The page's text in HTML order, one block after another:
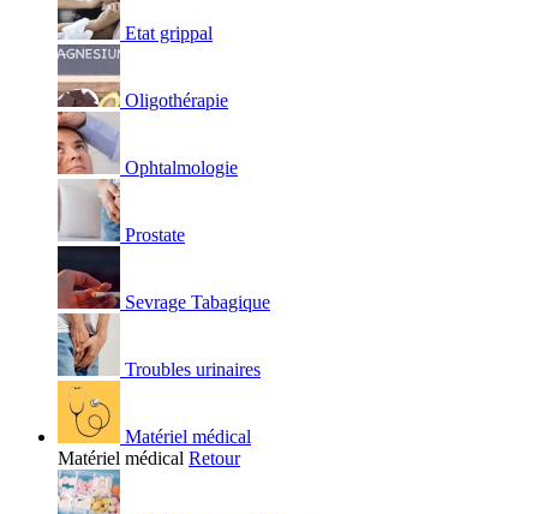
Etat grippal
Oligothérapie
Ophtalmologie
Prostate
Sevrage Tabagique
Troubles urinaires
Matériel médical
Matériel médical Retour